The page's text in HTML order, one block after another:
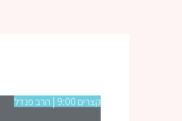
קצרים 9:00 | הרב פנדל